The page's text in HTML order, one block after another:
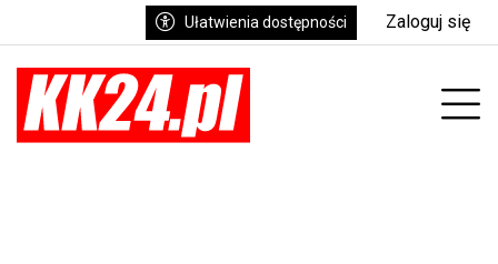
Ułatwienia dostępności Zaloguj się